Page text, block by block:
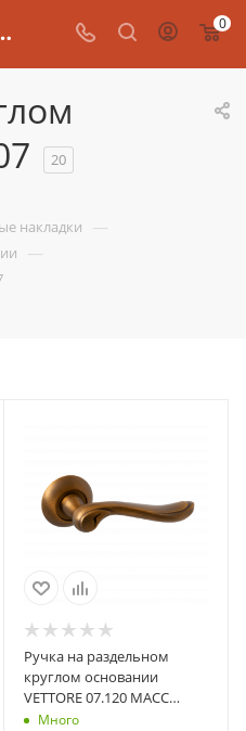
R07 0
20
накладки —
—
Ручка на раздельном
круглом основании
VETTORE 07.120 MACC
(Кофе)
Много